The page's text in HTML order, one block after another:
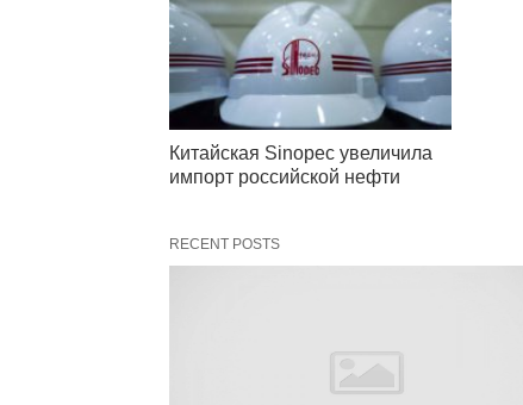
Китайская Sinopec увеличила
импорт российской нефти
RECENT POSTS